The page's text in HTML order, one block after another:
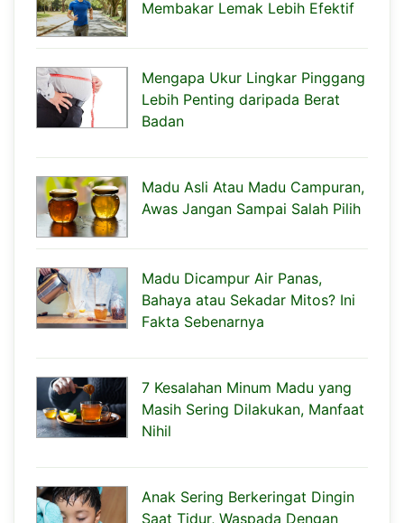
Membakar Lemak Lebih Efektif
Mengapa Ukur Lingkar Pinggang
Lebih Penting daripada Berat
Badan
Madu Asli Atau Madu Campuran,
Awas Jangan Sampai Salah Pilih
Madu Dicampur Air Panas,
Bahaya atau Sekadar Mitos? Ini
Fakta Sebenarnya
7 Kesalahan Minum Madu yang
Masih Sering Dilakukan, Manfaat
Nihil
Anak Sering Berkeringat Dingin
Saat Tidur, Waspada Dengan